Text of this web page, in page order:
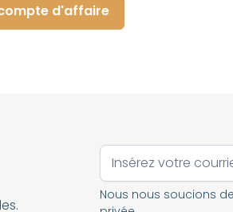
d'affaire
Nous nous soucions